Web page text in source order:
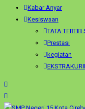
Kabar Anyar
Kesiswaan
TATA TERTIB
Prestasi
kegiatan